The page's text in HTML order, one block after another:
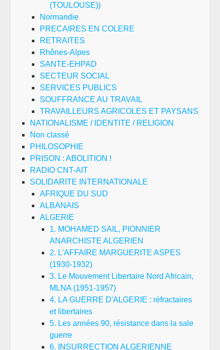
(TOULOUSE))
Normandie
PRECAIRES EN COLERE
RETRAITES
Rhônes-Alpes
SANTE-EHPAD
SECTEUR SOCIAL
SERVICES PUBLICS
SOUFFRANCE AU TRAVAIL
TRAVAILLEURS AGRICOLES ET PAYSANS
NATIONALISME / IDENTITE / RELIGION
Non classé
PHILOSOPHIE
PRISON : ABOLITION !
RADIO CNT-AIT
SOLIDARITE INTERNATIONALE
AFRIQUE DU SUD
ALBANAIS
ALGERIE
1. MOHAMED SAIL, PIONNIER
ANARCHISTE ALGERIEN
2. L'AFFAIRE MARGUERITE ASPES
(1930-1932)
3. Le Mouvement Libertaire Nord Africain,
MLNA (1951-1957)
4. LA GUERRE D'ALGERIE : réfractaires
et libertaires
5. Les années 90, résistance dans la sale
guerre
6. INSURRECTION ALGERIENNE